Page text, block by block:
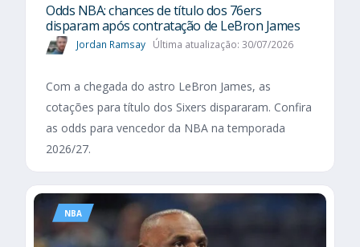
Odds NBA: chances de título dos 76ers
disparam após contratação de LeBron James
Jordan Ramsay Última atualização: 30/07/2026
Com a chegada do astro LeBron James, as
cotações para título dos Sixers dispararam. Confira
as odds para vencedor da NBA na temporada
2026/27.
NBA